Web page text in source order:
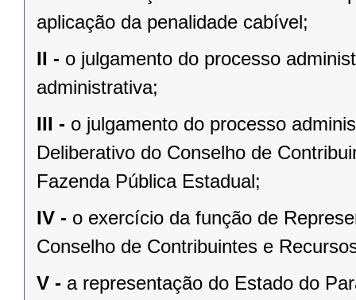
aplicação da penalidade cabível;
II - o julgamento do processo
administrativa;
III - o julgamento do processo
Deliberativo do Conselho de
Fazenda Pública Estadual;
IV - o exercício da função de
Conselho de Contribuintes e
V - a representação do Estado do